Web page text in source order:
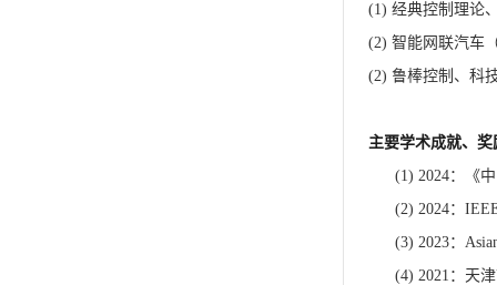
(1) 经典控制理论
(2) 智能网联汽车
(2) 鲁棒控制、科
主要学术成就、奖
(1) 2024：《
(2) 2024：
(3) 2023：
(4) 2021 ：天